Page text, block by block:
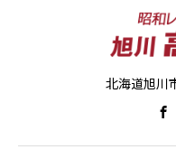
北海道旭川